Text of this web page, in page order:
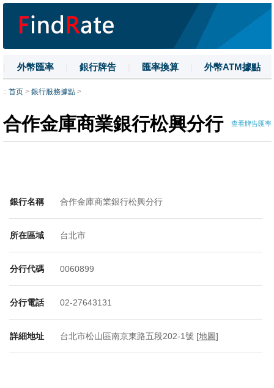
外幣匯率 銀行牌告 匯率換算 外幣ATM據點
| 名詞解釋 | 換匯技巧
:: 首页 > 銀行服務據點 >
合作金庫商業銀行松興分行 查看牌告匯率
銀行名稱 合作金庫商業銀行松興分行
所在區域 台北市
分行代碼 0060899
分行電話 02-27643131
詳細地址 台北市松山區南京東路五段202-1號 [地圖]